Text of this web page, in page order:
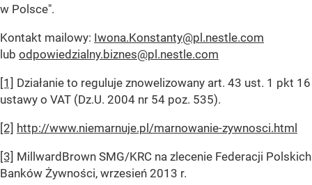
w Polsce".
Kontakt mailowy: Iwona.Konstanty@pl.nestle.com
lub odpowiedzialny.biznes@pl.nestle.com
[1] Działanie to reguluje znowelizowany art. 43 ust. 1 pkt 16
ustawy o VAT (Dz.U. 2004 nr 54 poz. 535).
[2] http://www.niemarnuje.pl/marnowanie-zywnosci.html
[3] MillwardBrown SMG/KRC na zlecenie Federacji Polskich
Banków Żywności, wrzesień 2013 r.